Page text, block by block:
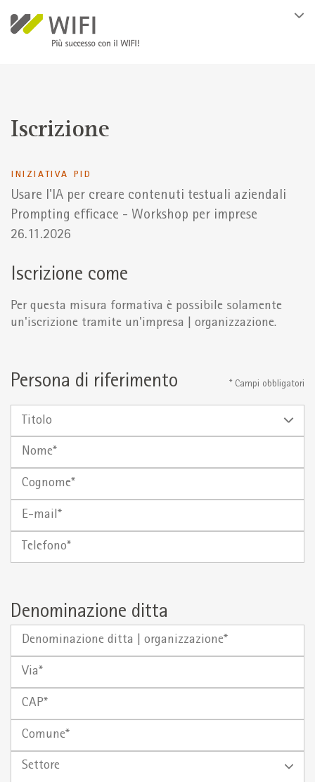
Iscrizione
INIZIATIVA PID
Usare l'IA per creare contenuti testuali aziendali
Prompting efficace - Workshop per imprese
26.11.2026
Iscrizione come
Per questa misura formativa è possibile solamente
un'iscrizione tramite un'impresa | organizzazione.
Persona di riferimento * Campi obbligatori
Titolo
Nome
Cognome
Telefono
Denominazione ditta
Denominazione
Via
CAP
Comune
Settore